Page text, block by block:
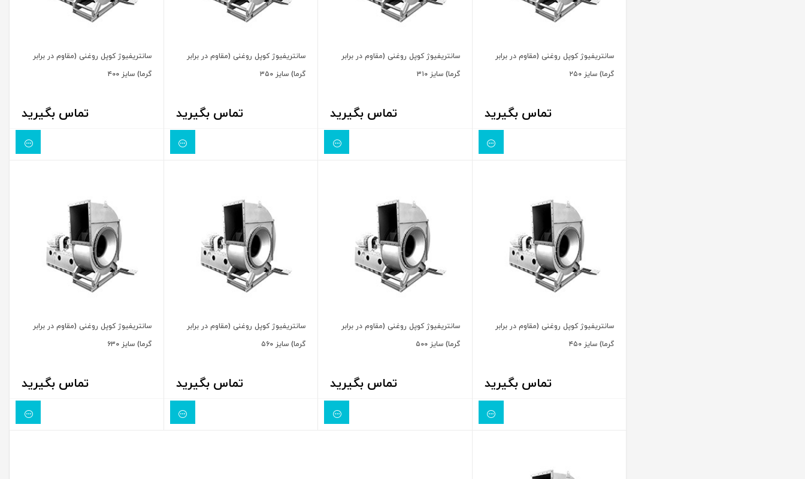
سانتریفیوژ کوپل روغنی (مقاوم در برابر
گرما) سایز ۲۵۰
تماس بگیرید
سانتریفیوژ کوپل روغنی (مقاوم در برابر
گرما) سایز ۳۱۰
تماس بگیرید
سانتریفیوژ کوپل روغنی (مقاوم در برابر
گرما) سایز ۳۵۰
تماس بگیرید
سانتریفیوژ کوپل روغنی (مقاوم در برابر
گرما) سایز ۴۰۰
تماس بگیرید
سانتریفیوژ کوپل روغنی (مقاوم در برابر
گرما) سایز ۴۵۰
تماس بگیرید
سانتریفیوژ کوپل روغنی (مقاوم در برابر
گرما) سایز ۵۰۰
تماس بگیرید
سانتریفیوژ کوپل روغنی (مقاوم در برابر
گرما) سایز ۵۶۰
تماس بگیرید
سانتریفیوژ کوپل روغنی (مقاوم در برابر
گرما) سایز ۶۳۰
تماس بگیرید